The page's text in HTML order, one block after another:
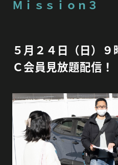
Ｍｉｓｓｉｏｎ３
５月２４日（日）
Ｃ会員見放題配信！